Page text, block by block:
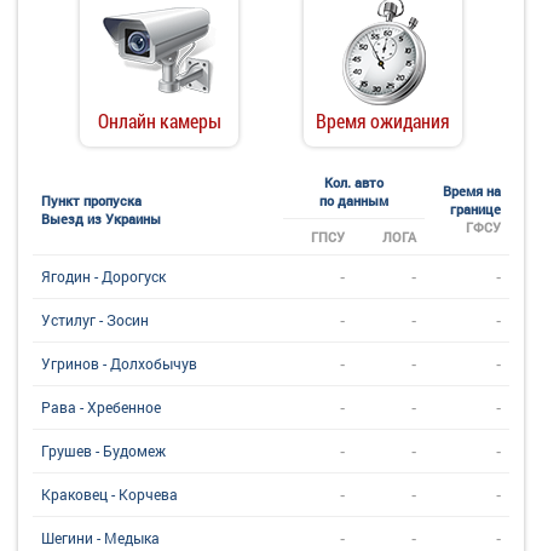
Онлайн камеры Время ожидания
Пункт пропуска
Выезд из Украины
Кол. авто
по данным
Время на
границе
ГФСУ
ГПСУ ЛОГА
Ягодин - Дорогуск - - -
Устилуг - Зосин - - -
Угринов - Долхобычув - - -
Рава - Хребенное - - -
Грушев - Будомеж - - -
Краковец - Корчева - - -
Шегини - Медыка - - -